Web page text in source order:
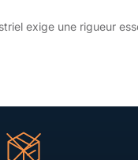
exige une rigueur